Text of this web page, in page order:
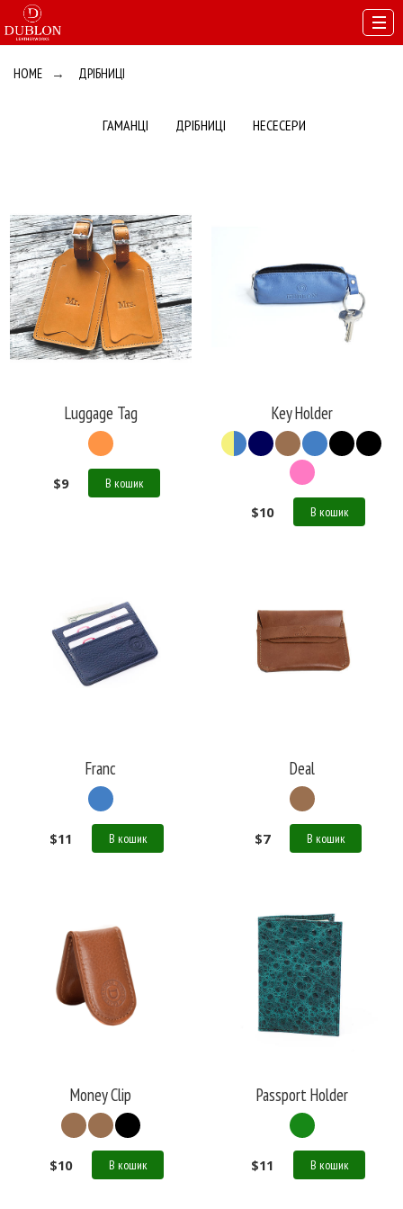
HOME → ДРІБНИЦІ
ГАМАНЦІ ДРІБНИЦІ НЕСЕСЕРИ
Luggage Tag
$9 В кошик
Key Holder
$10 В кошик
Franc
$11 В кошик
Deal
$7 В кошик
Money Clip
$10 В кошик
Passport Holder
$11 В кошик